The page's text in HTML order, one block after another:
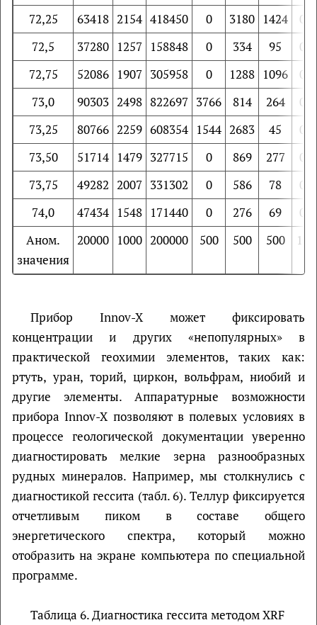
72,25
63418 2154 418450 0 3180 1424
0
72,5
37280 1257 158848 0 334 95
0
72,75
52086 1907 305958 0 1288 1096
0
73,0
90303 2498 822697 3766 814 264
0
73,25
80766 2259 608354 1544 2683 45
0
73,50
51714 1479 327715 0 869 277
0
73,75
49282 2007 331302 0 586 78
0
74,0
47434 1548 171440 0 276 69
0
Аном.
значения
20000 1000 200000 500 500 500 10
Прибор Innov-X может фиксировать
концентрации и других «непопулярных» в
практической геохимии элементов, таких как:
ртуть, уран, торий, циркон, вольфрам, ниобий и
другие элементы. Аппаратурные возможности
прибора Innov-X позволяют в полевых условиях в
процессе геологической документации уверенно
диагностировать мелкие зерна разнообразных
рудных минералов. Например, мы столкнулись с
диагностикой гессита (табл. 6). Теллур фиксируется
отчетливым пиком в составе общего
энергетического спектра, который можно
отобразить на экране компьютера по специальной
программе.
Таблица 6. Диагностика гессита методом XRF